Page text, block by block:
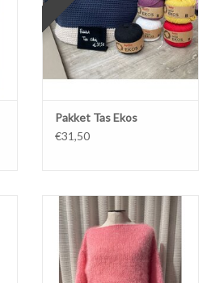
Pakket Tas Ekos
€31,50